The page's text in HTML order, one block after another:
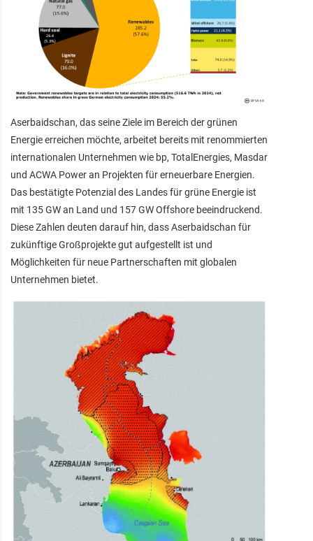
Aserbaidschan, das seine Ziele im Bereich der grünen
Energie erreichen möchte, arbeitet bereits mit renommierten
internationalen Unternehmen wie bp, TotalEnergies, Masdar
und ACWA Power an Projekten für erneuerbare Energien.
Das bestätigte Potenzial des Landes für grüne Energie ist
mit 135 GW an Land und 157 GW Offshore beeindruckend.
Diese Zahlen deuten darauf hin, dass Aserbaidschan für
zukünftige Großprojekte gut aufgestellt ist und
Möglichkeiten für neue Partnerschaften mit globalen
Unternehmen bietet.